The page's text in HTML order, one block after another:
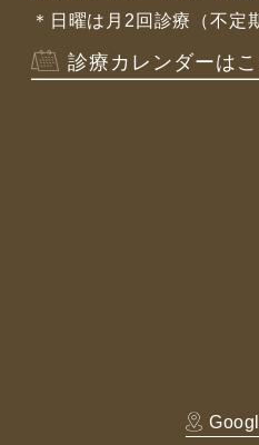
＊日曜は月2回診療（不定
診療カレンダーはこ